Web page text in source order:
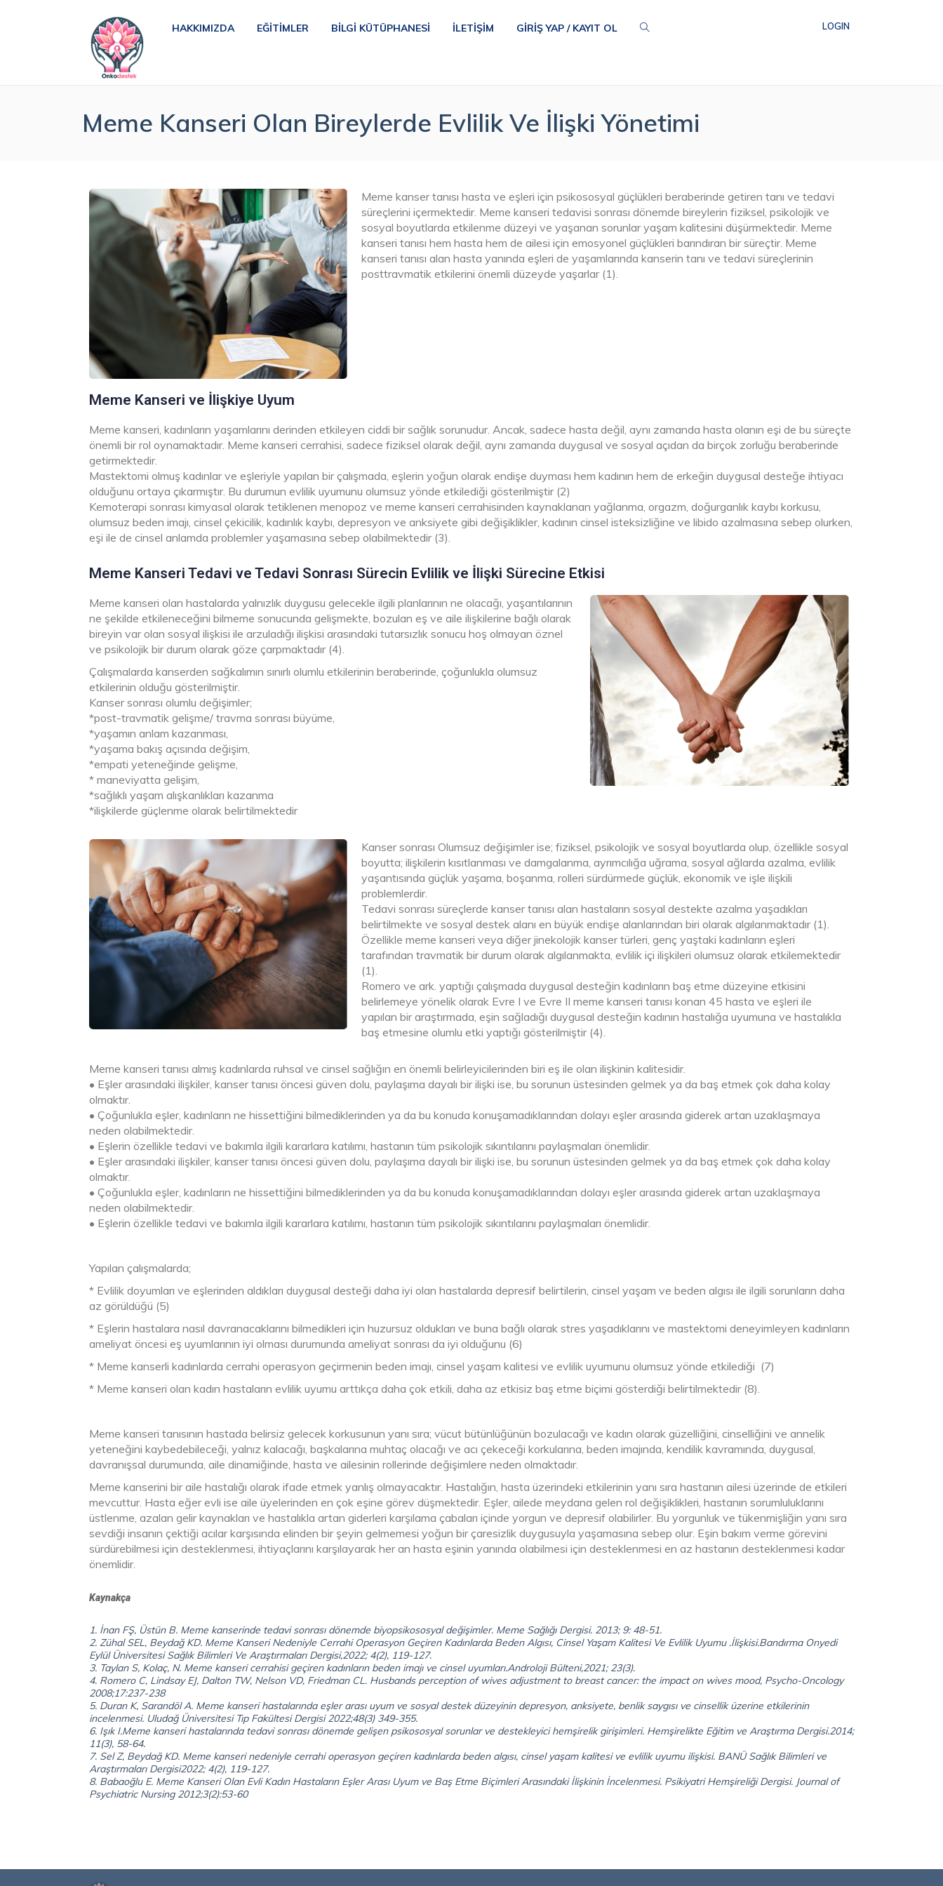
HAKKIMIZDA EĞITIMLER BILGI KÜTÜPHANESI İLETIŞIM GIRIŞ YAP / KAYIT OL LOGIN
Meme Kanseri Olan Bireylerde Evlilik Ve İlişki Yönetimi
Meme kanser tanısı hasta ve eşleri için psikososyal güçlükleri beraberinde getiren tanı ve tedavi
süreçlerini içermektedir. Meme kanseri tedavisi sonrası dönemde bireylerin fiziksel, psikolojik ve
sosyal boyutlarda etkilenme düzeyi ve yaşanan sorunlar yaşam kalitesini düşürmektedir. Meme
kanseri tanısı hem hasta hem de ailesi için emosyonel güçlükleri barındıran bir süreçtir. Meme
kanseri tanısı alan hasta yanında eşleri de yaşamlarında kanserin tanı ve tedavi süreçlerinin
posttravmatik etkilerini önemli düzeyde yaşarlar (1).
Meme Kanseri ve İlişkiye Uyum
Meme kanseri, kadınların yaşamlarını derinden etkileyen ciddi bir sağlık sorunudur. Ancak, sadece hasta değil, aynı zamanda hasta olanın eşi de bu süreçte
önemli bir rol oynamaktadır. Meme kanseri cerrahisi, sadece fiziksel olarak değil, aynı zamanda duygusal ve sosyal açıdan da birçok zorluğu beraberinde
getirmektedir.
Mastektomi olmuş kadınlar ve eşleriyle yapılan bir çalışmada, eşlerin yoğun olarak endişe duyması hem kadının hem de erkeğin duygusal desteğe ihtiyacı
olduğunu ortaya çıkarmıştır. Bu durumun evlilik uyumunu olumsuz yönde etkilediği gösterilmiştir (2)
Kemoterapi sonrası kimyasal olarak tetiklenen menopoz ve meme kanseri cerrahisinden kaynaklanan yağlanma, orgazm, doğurganlık kaybı korkusu,
olumsuz beden imajı, cinsel çekicilik, kadınlık kaybı, depresyon ve anksiyete gibi değişiklikler, kadının cinsel isteksizliğine ve libido azalmasına sebep olurken,
eşi ile de cinsel anlamda problemler yaşamasına sebep olabilmektedir (3).
Meme Kanseri Tedavi ve Tedavi Sonrası Sürecin Evlilik ve İlişki Sürecine Etkisi
Meme kanseri olan hastalarda yalnızlık duygusu gelecekle ilgili planlarının ne olacağı, yaşantılarının
ne şekilde etkileneceğini bilmeme sonucunda gelişmekte, bozulan eş ve aile ilişkilerine bağlı olarak
bireyin var olan sosyal ilişkisi ile arzuladığı ilişkisi arasındaki tutarsızlık sonucu hoş olmayan öznel
ve psikolojik bir durum olarak göze çarpmaktadır (4).
Çalışmalarda kanserden sağkalımın sınırlı olumlu etkilerinin beraberinde, çoğunlukla olumsuz
etkilerinin olduğu gösterilmiştir.
Kanser sonrası olumlu değişimler;
*post-travmatik gelişme/ travma sonrası büyüme,
*yaşamın anlam kazanması,
*yaşama bakış açısında değişim,
*empati yeteneğinde gelişme,
* maneviyatta gelişim,
*sağlıklı yaşam alışkanlıkları kazanma
*ilişkilerde güçlenme olarak belirtilmektedir
Kanser sonrası Olumsuz değişimler ise; fiziksel, psikolojik ve sosyal boyutlarda olup, özellikle sosyal
boyutta; ilişkilerin kısıtlanması ve damgalanma, ayrımcılığa uğrama, sosyal ağlarda azalma, evlilik
yaşantısında güçlük yaşama, boşanma, rolleri sürdürmede güçlük, ekonomik ve işle ilişkili
problemlerdir.
Tedavi sonrası süreçlerde kanser tanısı alan hastaların sosyal destekte azalma yaşadıkları
belirtilmekte ve sosyal destek alanı en büyük endişe alanlarından biri olarak algılanmaktadır (1).
Özellikle meme kanseri veya diğer jinekolojik kanser türleri, genç yaştaki kadınların eşleri
tarafından travmatik bir durum olarak algılanmakta, evlilik içi ilişkileri olumsuz olarak etkilemektedir
(1).
Romero ve ark. yaptığı çalışmada duygusal desteğin kadınların baş etme düzeyine etkisini
belirlemeye yönelik olarak Evre I ve Evre II meme kanseri tanısı konan 45 hasta ve eşleri ile
yapılan bir araştırmada, eşin sağladığı duygusal desteğin kadının hastalığa uyumuna ve hastalıkla
baş etmesine olumlu etki yaptığı gösterilmiştir (4).
Meme kanseri tanısı almış kadınlarda ruhsal ve cinsel sağlığın en önemli belirleyicilerinden biri eş ile olan ilişkinin kalitesidir.
• Eşler arasındaki ilişkiler, kanser tanısı öncesi güven dolu, paylaşıma dayalı bir ilişki ise, bu sorunun üstesinden gelmek ya da baş etmek çok daha kolay
olmaktır.
• Çoğunlukla eşler, kadınların ne hissettiğini bilmediklerinden ya da bu konuda konuşamadıklarından dolayı eşler arasında giderek artan uzaklaşmaya
neden olabilmektedir.
• Eşlerin özellikle tedavi ve bakımla ilgili kararlara katılımı, hastanın tüm psikolojik sıkıntılarını paylaşmaları önemlidir.
• Eşler arasındaki ilişkiler, kanser tanısı öncesi güven dolu, paylaşıma dayalı bir ilişki ise, bu sorunun üstesinden gelmek ya da baş etmek çok daha kolay
olmaktır.
• Çoğunlukla eşler, kadınların ne hissettiğini bilmediklerinden ya da bu konuda konuşamadıklarından dolayı eşler arasında giderek artan uzaklaşmaya
neden olabilmektedir.
• Eşlerin özellikle tedavi ve bakımla ilgili kararlara katılımı, hastanın tüm psikolojik sıkıntılarını paylaşmaları önemlidir.
Yapılan çalışmalarda;
* Evlilik doyumları ve eşlerinden aldıkları duygusal desteği daha iyi olan hastalarda depresif belirtilerin, cinsel yaşam ve beden algısı ile ilgili sorunların daha
az görüldüğü (5)
* Eşlerin hastalara nasıl davranacaklarını bilmedikleri için huzursuz oldukları ve buna bağlı olarak stres yaşadıklarını ve mastektomi deneyimleyen kadınların
ameliyat öncesi eş uyumlarının iyi olması durumunda ameliyat sonrası da iyi olduğunu (6)
* Meme kanserli kadınlarda cerrahi operasyon geçirmenin beden imajı, cinsel yaşam kalitesi ve evlilik uyumunu olumsuz yönde etkilediği (7)
* Meme kanseri olan kadın hastaların evlilik uyumu arttıkça daha çok etkili, daha az etkisiz baş etme biçimi gösterdiği belirtilmektedir (8).
Meme kanseri tanısının hastada belirsiz gelecek korkusunun yanı sıra; vücut bütünlüğünün bozulacağı ve kadın olarak güzelliğini, cinselliğini ve annelik
yeteneğini kaybedebileceği, yalnız kalacağı, başkalarına muhtaç olacağı ve acı çekeceği korkularına, beden imajında, kendilik kavramında, duygusal,
davranışsal durumunda, aile dinamiğinde, hasta ve ailesinin rollerinde değişimlere neden olmaktadır.
Meme kanserini bir aile hastalığı olarak ifade etmek yanlış olmayacaktır. Hastalığın, hasta üzerindeki etkilerinin yanı sıra hastanın ailesi üzerinde de etkileri
mevcuttur. Hasta eğer evli ise aile üyelerinden en çok eşine görev düşmektedir. Eşler, ailede meydana gelen rol değişiklikleri, hastanın sorumluluklarını
üstlenme, azalan gelir kaynakları ve hastalıkla artan giderleri karşılama çabaları içinde yorgun ve depresif olabilirler. Bu yorgunluk ve tükenmişliğin yanı sıra
sevdiği insanın çektiği acılar karşısında elinden bir şeyin gelmemesi yoğun bir çaresizlik duygusuyla yaşamasına sebep olur. Eşin bakım verme görevini
sürdürebilmesi için desteklenmesi, ihtiyaçlarını karşılayarak her an hasta eşinin yanında olabilmesi için desteklenmesi en az hastanın desteklenmesi kadar
önemlidir.
Kaynakça
1. İnan FŞ, Üstün B. Meme kanserinde tedavi sonrası dönemde biyopsikososyal değişimler. Meme Sağlığı Dergisi. 2013; 9: 48-51.
2. Zühal SEL, Beydağ KD. Meme Kanseri Nedeniyle Cerrahi Operasyon Geçiren Kadınlarda Beden Algısı, Cinsel Yaşam Kalitesi Ve Evlilik Uyumu .İlişkisi.Bandırma Onyedi
Eylül Üniversitesi Sağlık Bilimleri Ve Araştırmaları Dergisi,2022; 4(2), 119-127.
3. Taylan S, Kolaç, N. Meme kanseri cerrahisi geçiren kadınların beden imajı ve cinsel uyumları.Androloji Bülteni,2021; 23(3).
4. Romero C, Lindsay EJ, Dalton TW, Nelson VD, Friedman CL. Husbands perception of wives adjustment to breast cancer: the impact on wives mood, Psycho-Oncology
2008;17:237-238
5. Duran K, Sarandöl A. Meme kanseri hastalarında eşler arası uyum ve sosyal destek düzeyinin depresyon, anksiyete, benlik saygısı ve cinsellik üzerine etkilerinin
incelenmesi. Uludağ Üniversitesi Tıp Fakültesi Dergisi 2022;48(3) 349-355.
6. Işık I.Meme kanseri hastalarında tedavi sonrası dönemde gelişen psikososyal sorunlar ve destekleyici hemşirelik girişimleri. Hemşirelikte Eğitim ve Araştırma Dergisi.2014;
11(3), 58-64.
7. Sel Z, Beydağ KD. Meme kanseri nedeniyle cerrahi operasyon geçiren kadınlarda beden algısı, cinsel yaşam kalitesi ve evlilik uyumu ilişkisi. BANÜ Sağlık Bilimleri ve
Araştırmaları Dergisi2022; 4(2), 119-127.
8. Babaoğlu E. Meme Kanseri Olan Evli Kadın Hastaların Eşler Arası Uyum ve Baş Etme Biçimleri Arasındaki İlişkinin İncelenmesi. Psikiyatri Hemşireliği Dergisi. Journal of
Psychiatric Nursing 2012;3(2):53-60